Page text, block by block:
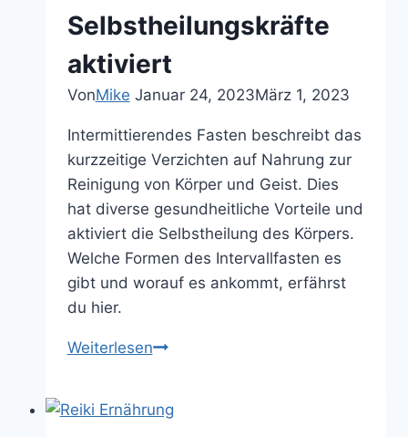
Selbstheilungskräfte
aktiviert
VonMike Januar 24, 2023März 1, 2023
Intermittierendes Fasten beschreibt das
kurzzeitige Verzichten auf Nahrung zur
Reinigung von Körper und Geist. Dies
hat diverse gesundheitliche Vorteile und
aktiviert die Selbstheilung des Körpers.
Welche Formen des Intervallfasten es
gibt und worauf es ankommt, erfährst
du hier.
WeiterlesenWie
intermittierendes